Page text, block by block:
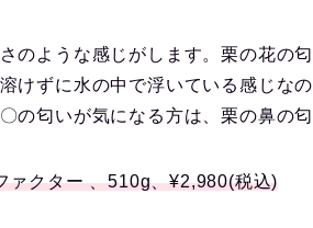
のような感じがします。栗の花の
けずに水の中で浮いている感じな
の匂いが気になる方は、栗の鼻の
ァクター 、510g、¥2,980(税込)